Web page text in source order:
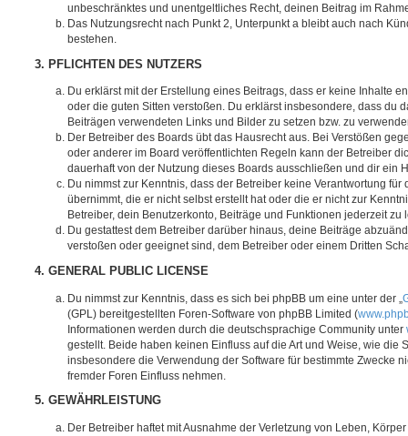
unbeschränktes und unentgeltliches Recht, deinen Beitrag im
Das Nutzungsrecht nach Punkt 2, Unterpunkt a bleibt auch nach
bestehen.
3. PFLICHTEN DES NUTZERS
Du erklärst mit der Erstellung eines Beitrags, dass er keine Inhalte
oder die guten Sitten verstoßen. Du erklärst insbesondere, dass du
Beiträgen verwendeten Links und Bilder zu setzen bzw. zu
Der Betreiber des Boards übt das Hausrecht aus. Bei Verstößen
oder anderer im Board veröffentlichten Regeln kann der Betreiber
dauerhaft von der Nutzung dieses Boards ausschließen und dir ein
Du nimmst zur Kenntnis, dass der Betreiber keine Verantwortung für
übernimmt, die er nicht selbst erstellt hat oder die er nicht zur
Betreiber, dein Benutzerkonto, Beiträge und Funktionen jederzeit zu
Du gestattest dem Betreiber darüber hinaus, deine Beiträge
verstoßen oder geeignet sind, dem Betreiber oder einem Dritten
4. GENERAL PUBLIC LICENSE
Du nimmst zur Kenntnis, dass es sich bei phpBB um eine unter der „
(GPL) bereitgestellten Foren-Software von phpBB Limited (
Informationen werden durch die deutschsprachige Community unter
gestellt. Beide haben keinen Einfluss auf die Art und Weise, wie die
insbesondere die Verwendung der Software für bestimmte Zwecke
fremder Foren Einfluss nehmen.
5. GEWÄHRLEISTUNG
Der Betreiber haftet mit Ausnahme der Verletzung von Leben,